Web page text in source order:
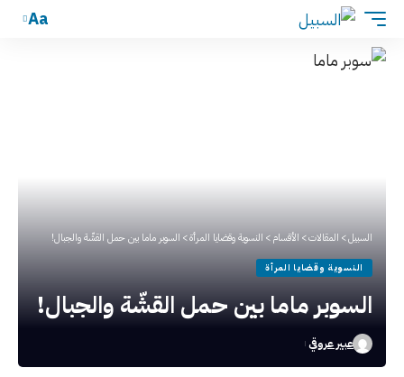
Aa
السبيل> المقالات> الأقسام> النسوية وقضايا المرأة> السوبر ماما بين حمل القشّة والجبال!
النسوية وقضايا المرأة
السوبر ماما بين حمل القشّة والجبال!
عبير عروقي